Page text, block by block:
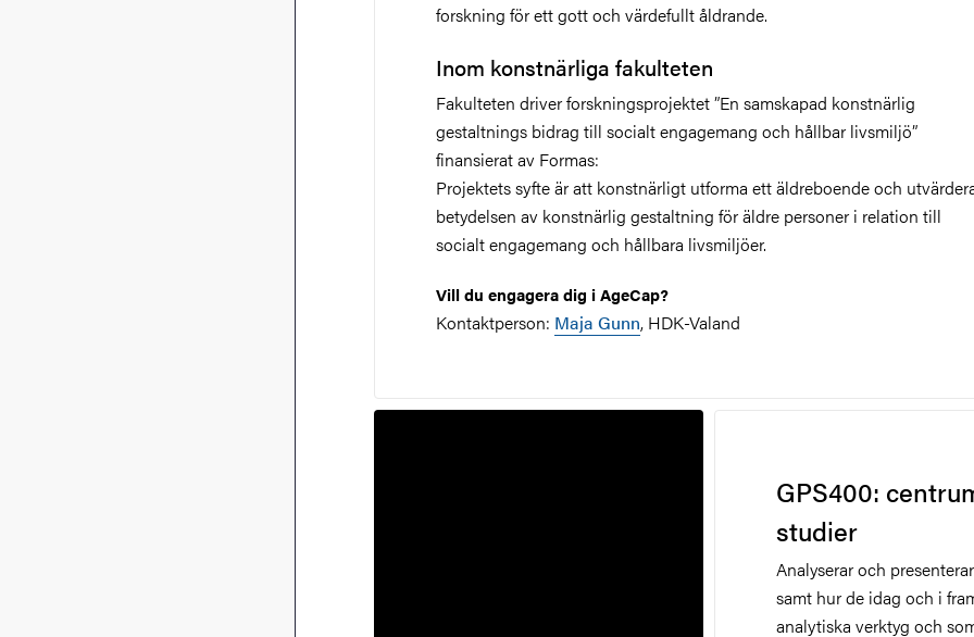
forskning för ett gott och värdefullt åldrande.
Inom konstnärliga fakulteten
Fakulteten driver forskningsprojektet ”En samskapad konstnärlig
gestaltnings bidrag till socialt engagemang och hållbar livsmiljö”
finansierat av Formas:
Projektets syfte är att konstnärligt utforma ett äldreboende och
betydelsen av konstnärlig gestaltning för äldre personer i relation till
socialt engagemang och hållbara livsmiljöer.
Vill du engagera dig i AgeCap?
Kontaktperson: Maja Gunn, HDK-Valand
GPS400:
studier
Analyserar och
samt hur de idag och i
analytiska verktyg och